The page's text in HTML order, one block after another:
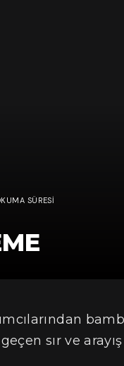
SÜRESI
sır ve